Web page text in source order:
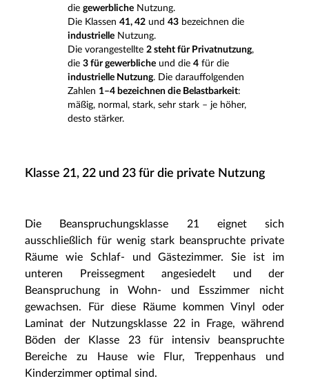
die gewerbliche Nutzung.
Die Klassen 41, 42 und 43 bezeichnen die
industrielle Nutzung.
Die vorangestellte 2 steht für Privatnutzung,
die 3 für gewerbliche und die 4 für die
industrielle Nutzung. Die darauffolgenden
Zahlen 1–4 bezeichnen die Belastbarkeit:
mäßig, normal, stark, sehr stark – je höher,
desto stärker.
Klasse 21, 22 und 23 für die private Nutzung
Die Beanspruchungsklasse 21 eignet sich
ausschließlich für wenig stark beanspruchte private
Räume wie Schlaf- und Gästezimmer. Sie ist im
unteren Preissegment angesiedelt und der
Beanspruchung in Wohn- und Esszimmer nicht
gewachsen. Für diese Räume kommen Vinyl oder
Laminat der Nutzungsklasse 22 in Frage, während
Böden der Klasse 23 für intensiv beanspruchte
Bereiche zu Hause wie Flur, Treppenhaus und
Kinderzimmer optimal sind.